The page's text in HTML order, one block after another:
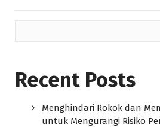
Recent Posts
Menghindari Rokok dan
untuk Mengurangi Risiko